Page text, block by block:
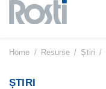
Sari
conținut
Home / Resurse / Știri /
ȘTIRI